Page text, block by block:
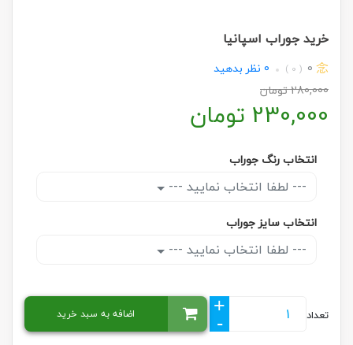
خرید جوراب اسپانیا
0
( 0 )
0 نظر بدهید
280,000تومان
230,000 تومان
انتخاب رنگ جوراب
--- لطفا انتخاب نمایید ---
انتخاب سایز جوراب
--- لطفا انتخاب نمایید ---
تعداد
+
-
اضافه به سبد خرید